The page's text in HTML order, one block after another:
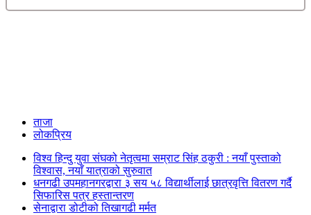
ताजा
लोकप्रिय
विश्व हिन्दु युवा संघको नेतृत्वमा सम्राट सिंह ठकुरी : नयाँ पुस्ताको
विश्वास, नयाँ यात्राको सुरुवात
धनगढी उपमहानगरद्वारा ३ सय ५८ विद्यार्थीलाई छात्रवृत्ति वितरण गर्दै
सिफारिस पत्र हस्तान्तरण
सेनाद्वारा डोटीको तिखागढी मर्मत